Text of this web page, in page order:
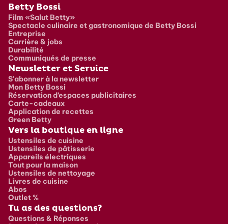
Pied de page
Betty Bossi
Film «Salut Betty»
Spectacle culinaire et gastronomique de Betty Bossi
Entreprise
Carrière & jobs
Durabilité
Communiqués de presse
Newsletter et Service
S'abonner à la newsletter
Mon Betty Bossi
Réservation d’espaces publicitaires
Carte-cadeaux
Application de recettes
Green Betty
Vers la boutique en ligne
Ustensiles de cuisine
Ustensiles de pâtisserie
Appareils électriques
Tout pour la maison
Ustensiles de nettoyage
Livres de cuisine
Abos
Outlet %
Tu as des questions?
Questions & Réponses